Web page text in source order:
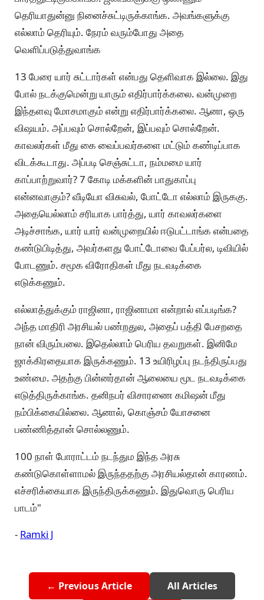
தெரியாதுன்னு நினைச்சுட்டிருக்காங்க. அவங்களுக்கு
எல்லாம் தெரியும். நேரம் வரும்போது அதை
வெளிப்படுத்துவாங்க
13 பேரை யார் சுட்டார்கள் என்பது தெளிவாக இல்லை. இது
போல் நடக்குமென்று யாரும் எதிர்பார்க்கலை. வன்முறை
இந்தளவு மோசமாகும் என்று எதிர்பார்க்கலை. ஆனா, ஒரு
விஷயம். அப்பவும் சொல்றேன், இப்பவும் சொல்றேன்.
காவலர்கள் மீது கை வைப்பவர்களை மட்டும் கண்டிப்பாக
விடக்கூடாது. அப்படி செஞ்சுட்டா, நம்மமை யார்
காப்பாற்றுவார்? 7 கோடி மக்களின் பாதுகாப்பு
என்னவாகும்? வீடியோ விசுவல், போட்டோ எல்லாம் இருககு.
அதையெல்லாம் சரியாக பார்த்து, யார் காவலர்களை
அடிச்சாங்க, யார் யார் வன்முறையில் ஈடுபட்டாங்க என்பதை
கண்டுபிடித்து, அவர்களது போட்டோவை பேப்பர்ல, டிவியில்
போடணும். சமூக விரோதிகள் மீது நடவடிக்கை
எடுக்கணும்.
எல்லாத்துக்கும் ராஜினா, ராஜினாமா என்றால் எப்படிங்க?
அந்த மாதிரி அரசியல் பண்றதுல, அதைப் பத்தி பேசறதை
நான் விரும்பலை. இதெல்லாம் பெரிய தவறுகள். இனிமே
ஜாக்கிரதையாக இருக்கணும். 13 உயிரிழப்பு நடந்திருப்பது
உண்மை. அதற்கு பின்னர்தான் ஆலையை மூட நடவடிக்கை
எடுத்திருக்காங்க. தனிநபர் விசாரணை கமிஷன் மீது
நம்பிக்கையில்லை. ஆனால், கொஞ்சம் யோசனை
பண்ணித்தான் சொல்லணும்.
100 நாள் போராட்டம் நடந்தும இந்த அரசு
கண்டுகொள்ளாமல் இருந்ததற்கு அரசியல்தான் காரணம்.
எச்சரிக்கையாக இருந்திருக்கணும். இதுவொரு பெரிய
பாடம்"
- Ramki J
← Previous Article All Articles